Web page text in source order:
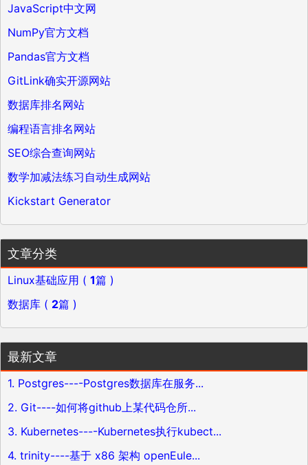
JavaScript中文网
NumPy官方文档
Pandas官方文档
GitLink确实开源网站
数据库排名网站
编程语言排名网站
SEO综合查询网站
数学加减法练习自动生成网站
Kickstart Generator
文章分类
Linux基础应用 ( 1篇 )
数据库 ( 2篇 )
最新文章
1. Postgres----Postgres数据库在服务...
2. Git----如何将github上某代码仓所...
3. Kubernetes----Kubernetes执行kubect...
4. trinity----基于 x86 架构 openEule...